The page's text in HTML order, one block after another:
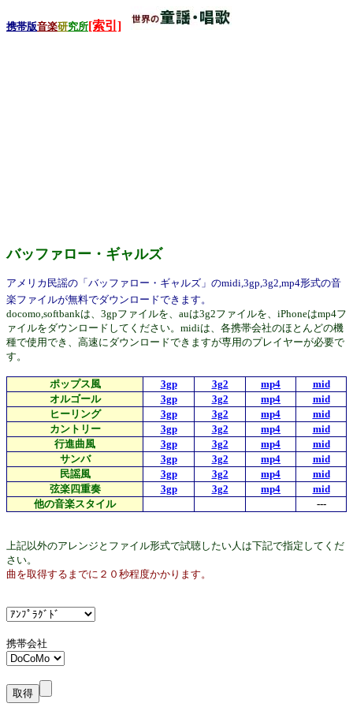
携帯版音楽研究所[索引]
バッファロー・ギャルズ
アメリカ民謡の「バッファロー・ギャルズ」のmidi,3gp,3g2,mp4形式の音
楽ファイルが無料でダウンロードできます。
docomo,softbankは、3gpファイルを、auは3g2ファイルを、iPhoneはmp4フ
ァイルをダウンロードしてください。midiは、各携帯会社のほとんどの機
種で使用でき、高速にダウンロードできますが専用のプレイヤーが必要で
す。
ポップス風 3gp 3g2 mp4
mid
オルゴール
3gp 3g2 mp4
mid
ヒーリング
3gp 3g2 mp4
mid
カントリー
3gp 3g2 mp4
mid
行進曲風
3gp 3g2 mp4
mid
サンバ
3gp 3g2 mp4
mid
民謡風
3gp 3g2 mp4
mid
弦楽四重奏
3gp 3g2 mp4
mid
他の音楽スタイル
---
上記以外のアレンジとファイル形式で試聴したい人は下記で指定してくだ
さい。
曲を取得するまでに２０秒程度かかります。
携帯会社